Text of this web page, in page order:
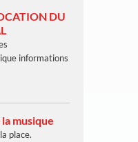
DU
informations
musique
place.